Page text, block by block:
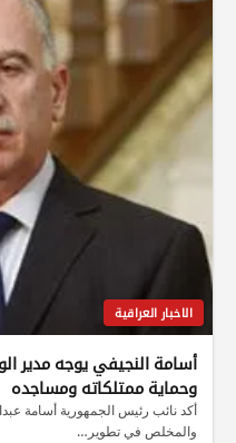
الاخبار العراقية
أسامة النجيفي يوجه مدير
وحماية ممتلكاته ومساجده
أكد نائب رئيس الجمهورية أسامة
والمخلص في تطوير…